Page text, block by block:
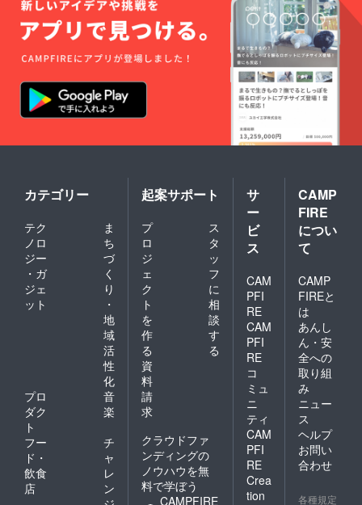
カテゴリー
テク
ノロ
ジー
・ガ
ジェ
ット
ま
ち
づ
く
り
・
地
域
活
性
化
プロ
ダク
ト
音
楽
フー
ド・
飲食
店
チ
ャ
レ
ン
起案サポート
プ
ロ
ジ
ェ
ク
ト
を
作
る
ス
タ
ッ
フ
に
相
談
す
る
資
料
請
求
クラウドファ
ンディングの
ノウハウを無
料で学ぼう
CAMPFIRE
サ
ー
ビ
ス
CAM
PFI
RE
CAM
PFI
RE
コ
ミュ
ニ
ティ
CAM
PFI
RE
Crea
tion
CAMP
FIRE
につい
て
CAMP
FIREと
は
あんし
ん・安
全への
取り組
み
ニュー
ス
ヘルプ
お問い
合わせ
各種規定